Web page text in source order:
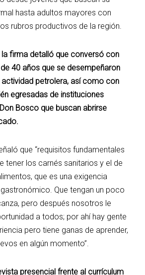
hasta adultos mayores con
rubros productivos de la región.
la firma detalló que conversó con
40 años que se desempeñaron
actividad petrolera, así como con
egresadas de instituciones
Bosco que buscan abrirse
que “requisitos fundamentales
tener los carnés sanitarios y el de
que es una exigencia
Que tengan un poco
pero después nosotros le
a todos; por ahí hay gente
pero tiene ganas de aprender,
en algún momento”.
presencial frente al currículum